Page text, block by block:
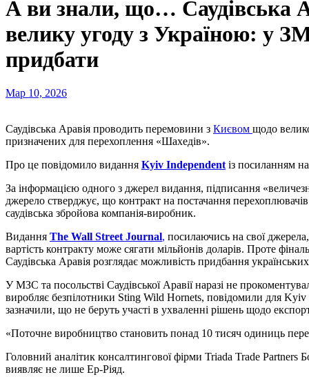
А ви знали, що… Саудівська
велику угоду з Україною: у
придбати
Мар 10, 2026
Саудівська Аравія проводить перемовини з Києвом щодо
призначених для перехоплення «Шахедів».
Про це повідомило видання Kyiv Independent із посиланням
За інформацією одного з джерел видання, підписання
джерело стверджує, що контракт на постачання
саудівська збройова компанія-виробник.
Видання The Wall Street Journal, посилаючись на свої
вартість контракту може сягати мільйонів доларів. Проте
Саудівська Аравія розглядає можливість придбання
У МЗС та посольстві Саудівської Аравії наразі не
виробляє безпілотники Sting Wild Hornets, повідомили для
зазначили, що не беруть участі в ухваленні рішень щодо
«Поточне виробництво становить понад 10 тисяч одиниць
Головний аналітик консалтингової фірми Triada Trade
виявляє не лише Ер-Ріяд.